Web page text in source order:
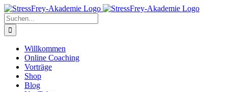
Zum
Inhalt
springen
Suche
nach:
Willkommen
Online Coaching
Vorträge
Shop
Blog